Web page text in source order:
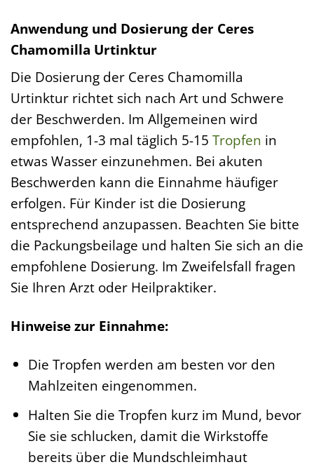
Anwendung und Dosierung der Ceres
Chamomilla Urtinktur
Die Dosierung der Ceres Chamomilla
Urtinktur richtet sich nach Art und Schwere
der Beschwerden. Im Allgemeinen wird
empfohlen, 1-3 mal täglich 5-15 Tropfen in
etwas Wasser einzunehmen. Bei akuten
Beschwerden kann die Einnahme häufiger
erfolgen. Für Kinder ist die Dosierung
entsprechend anzupassen. Beachten Sie bitte
die Packungsbeilage und halten Sie sich an die
empfohlene Dosierung. Im Zweifelsfall fragen
Sie Ihren Arzt oder Heilpraktiker.
Hinweise zur Einnahme:
Die Tropfen werden am besten vor den
Mahlzeiten eingenommen.
Halten Sie die Tropfen kurz im Mund, bevor
Sie sie schlucken, damit die Wirkstoffe
bereits über die Mundschleimhaut